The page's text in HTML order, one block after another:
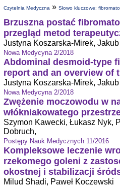
Czytelnia Medyczna» Słowo kluczowe:
Brzuszna postać
przegląd metod
Justyna Koszarska-Mirek,
Nowa Medycyna 2/2018
Abdominal desmoid-type
report and an overview of
Justyna Koszarska-Mirek,
Nowa Medycyna 2/2018
Zwężenie moczowodu w
włókniakowatego
Szymon Kawecki, Łukasz Nyk,
Dobruch,
Postępy Nauk Medycznych 11/2016
Kompleksowe leczenie
rzekomego goleni z
okostnej i stabilizacji
Milud Shadi, Paweł Koczewski